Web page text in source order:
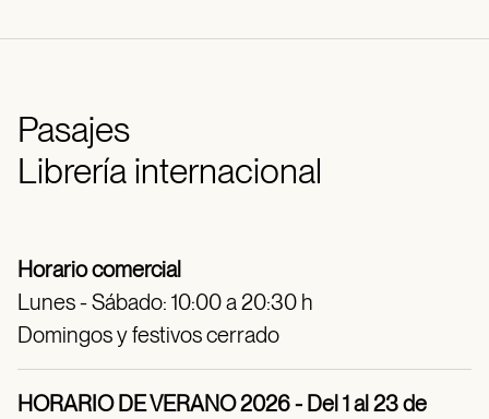
Pasajes
Librería internacional
Horario comercial
Lunes - Sábado: 10:00 a 20:30 h
Domingos y festivos cerrado
HORARIO DE VERANO 2026 - Del 1 al 23 de